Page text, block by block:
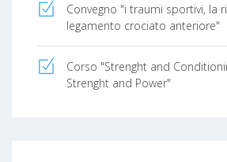
Convegno "i traumi sportivi, la
legamento crociato anteriore"
Corso "Strenght and
Strenght and Power"